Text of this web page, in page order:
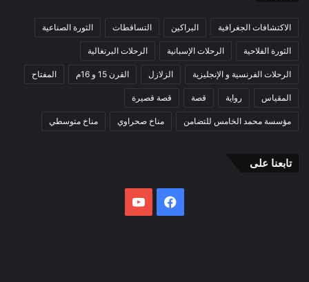
الاكتشافات الجغرافية البراكين التساقطات الثورة الصناعية
الثورة الفلاحية الرحلات الإسبانية الرحلات البرتغالية
الرحلات الفرنسية و الإنجليزية الزلازل القرن 15 و 16م المفتاح
المقياس رواية قصة قصة قصيرة
مؤسسة محمد الخامس للتضامن مناخ صحراوي مناخ متوسطي
تابعنا على
فيسبوك